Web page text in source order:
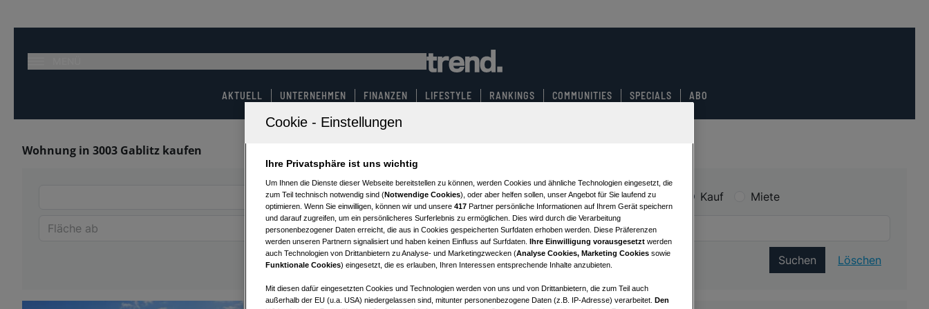
AKTUELL UNTERNEHMEN FINANZEN LIFESTYLE RANKINGS COMMUNITIES SPECIALS ABO
Wohnung in 3003 Gablitz kaufen
Kauf Miete
Suchen Löschen
Ihre Privatsphäre ist uns wichtig
Um Ihnen die Dienste dieser Webseite bereitstellen zu können, werden Cookies und ähnliche Technologien eingesetzt, die
zum Teil technisch notwendig sind (Notwendige Cookies), oder aber helfen sollen, unser Angebot für Sie laufend zu
optimieren. Wenn Sie einwilligen, können wir und unsere 417 Partner persönliche Informationen auf Ihrem Gerät speichern
und darauf zugreifen, um ein persönlicheres Surferlebnis zu ermöglichen. Dies wird durch die Verarbeitung
personenbezogener Daten erreicht, die aus in Cookies gespeicherten Surfdaten erhoben werden. Diese Präferenzen
werden unseren Partnern signalisiert und haben keinen Einfluss auf Surfdaten. Ihre Einwilligung vorausgesetzt werden
auch Technologien von Drittanbietern zu Analyse- und Marketingzwecken (Analyse Cookies, Marketing Cookies sowie
Funktionale Cookies) eingesetzt, die es erlauben, Ihren Interessen entsprechende Inhalte anzubieten.
Mit diesen dafür eingesetzten Cookies und Technologien werden von uns und von Drittanbietern, die zum Teil auch
außerhalb der EU (u.a. USA) niedergelassen sind, mitunter personenbezogene Daten (z.B. IP-Adresse) verarbeitet. Den